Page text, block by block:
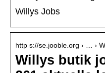
Willys Jobs
http s://se.jooble.org › … ›
Willys butik